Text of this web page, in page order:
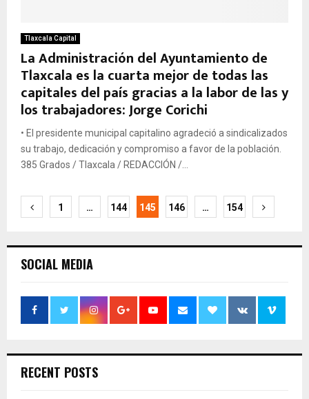
Tlaxcala Capital
La Administración del Ayuntamiento de
Tlaxcala es la cuarta mejor de todas las
capitales del país gracias a la labor de las y
los trabajadores: Jorge Corichi
• El presidente municipal capitalino agradeció a sindicalizados
su trabajo, dedicación y compromiso a favor de la población.
385 Grados / Tlaxcala / REDACCIÓN /...
Navegación
entradas
1 … 144 145 146 … 154
SOCIAL MEDIA
RECENT POSTS